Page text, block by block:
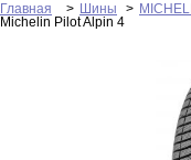
Главная > Шины >
Michelin Pilot Alpin 4